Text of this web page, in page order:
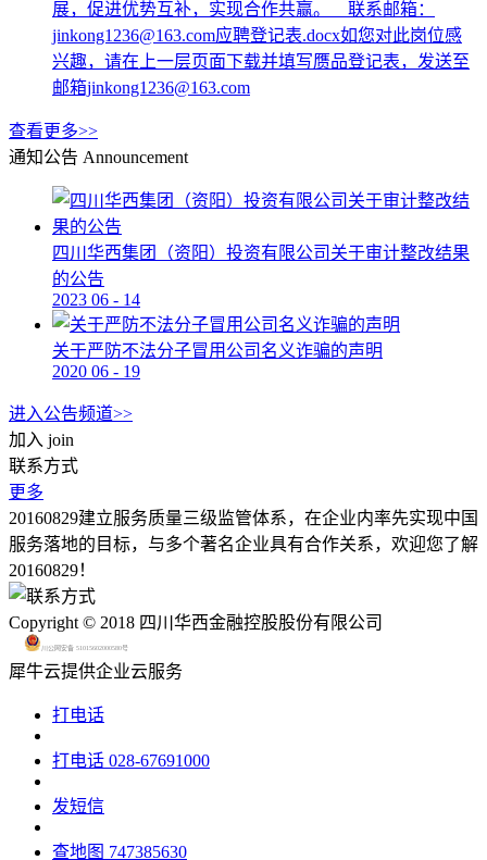
展，促进优势互补，实现合作共赢。 联系邮箱：
jinkong1236@163.com应聘登记表.docx如您对此岗位感
兴趣，请在上一层页面下载并填写赝品登记表，发送至
邮箱jinkong1236@163.com
查看更多>>
通知公告 Announcement
四川华西集团（资阳）投资有限公司关于审计整改结果
的公告
2023 06 - 14
关于严防不法分子冒用公司名义诈骗的声明
2020 06 - 19
进入公告频道>>
加入 join
联系方式
更多
20160829建立服务质量三级监管体系，在企业内率先实现中国
服务落地的目标，与多个著名企业具有合作关系，欢迎您了解
20160829！
Copyright © 2018 四川华西金融控股股份有限公司
川公网安备 51015602000580号
犀牛云提供企业云服务
打电话
打电话 028-67691000
发短信
查地图 747385630